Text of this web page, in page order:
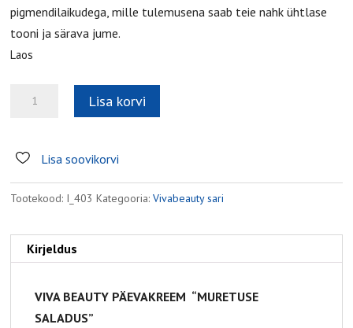
pigmendilaikudega, mille tulemusena saab teie nahk ühtlase
tooni ja särava jume.
Laos
Päevakreem
kogus
Lisa korvi
Lisa soovikorvi
Tootekood: I_403 Kategooria:Vivabeauty sari
Kirjeldus
VIVA BEAUTY PÄEVAKREEM “MURETUSE
SALADUS”